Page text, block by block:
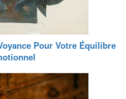
Pour Votre Équilibre